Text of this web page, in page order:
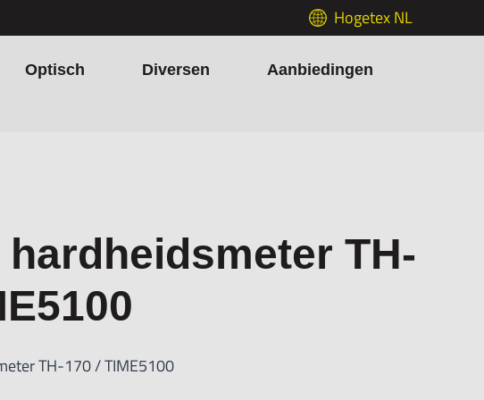
Hogetex NL
Optisch Diversen Aanbiedingen
TH-
TH-170 / TIME5100